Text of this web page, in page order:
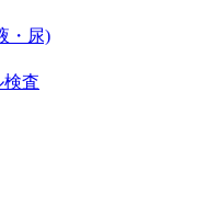
・尿)
査